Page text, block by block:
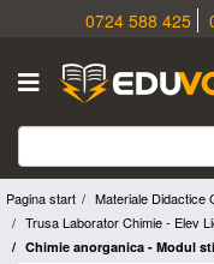
0724 588 425
Pagina start Materiale Didactice
Trusa Laborator Chimie - Elev
Chimie anorganica - Modul